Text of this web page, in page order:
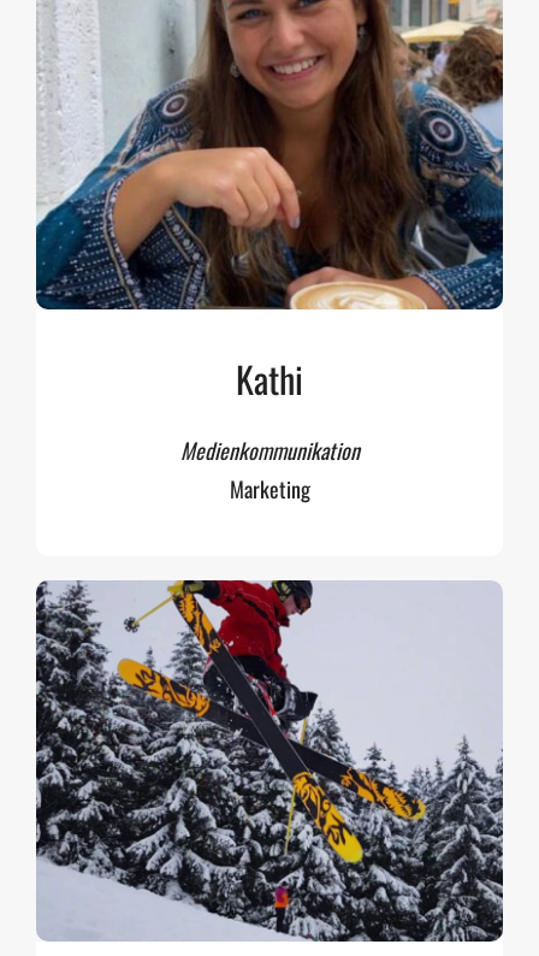
Kathi
Medienkommunikation
Marketing